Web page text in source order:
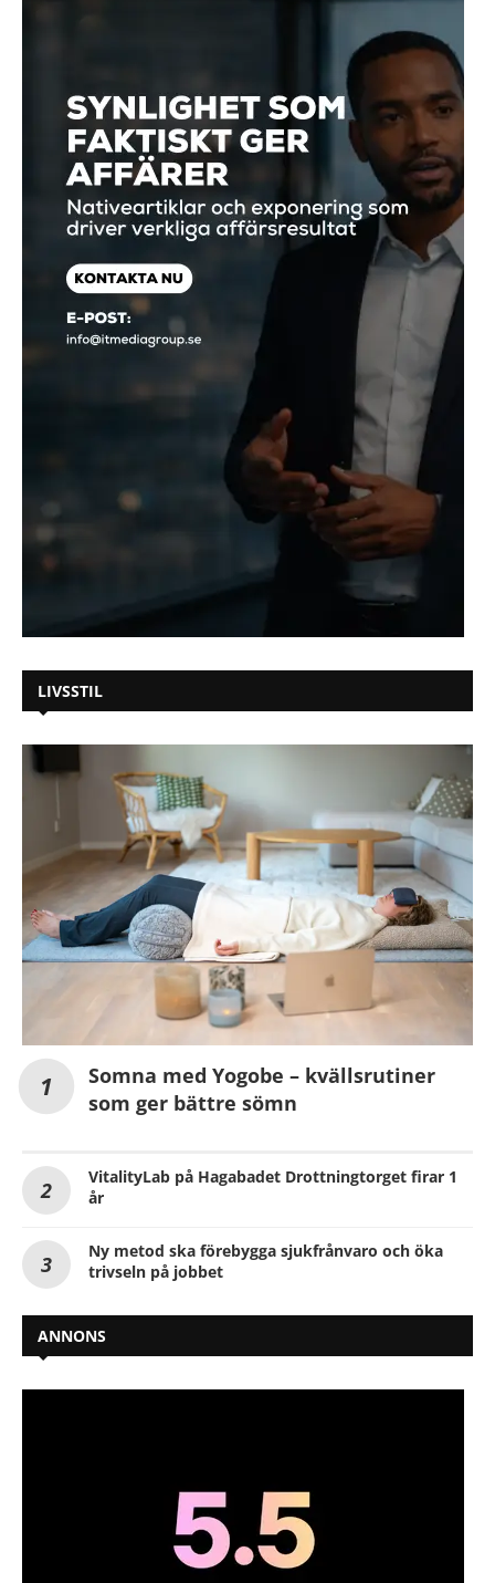
LIVSSTIL
Somna med Yogobe – kvällsrutiner
som ger bättre sömn
VitalityLab på Hagabadet Drottningtorget firar 1
år
Ny metod ska förebygga sjukfrånvaro och öka
trivseln på jobbet
ANNONS